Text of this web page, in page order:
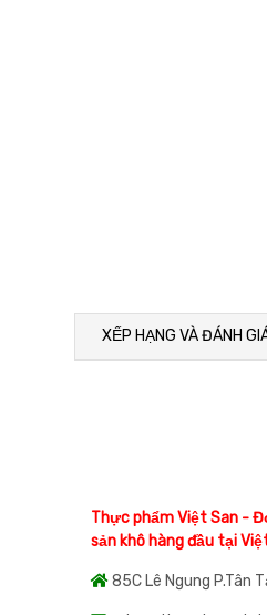
XẾP HẠNG VÀ ĐÁNH
Thực phẩm Việt San -
sản khô hàng đầu tại
85C Lê Ngung P.Tân